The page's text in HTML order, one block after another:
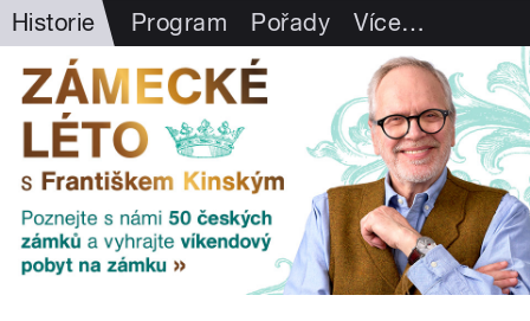
Historie Program Pořady Více…